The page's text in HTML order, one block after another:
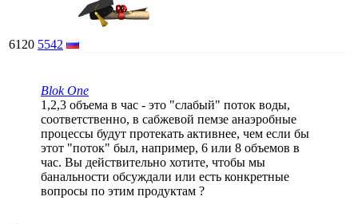
6120 5542
Blok One
1,2,3 объема в час - это "слабый" поток воды,
соответственно, в сабжевой пемзе анаэробные
процессы будут протекать активнее, чем если бы
этот "поток" был, например, 6 или 8 объемов в
час. Вы действительно хотите, чтобы мы
банальности обсуждали или есть конкретные
вопросы по этим продуктам ?